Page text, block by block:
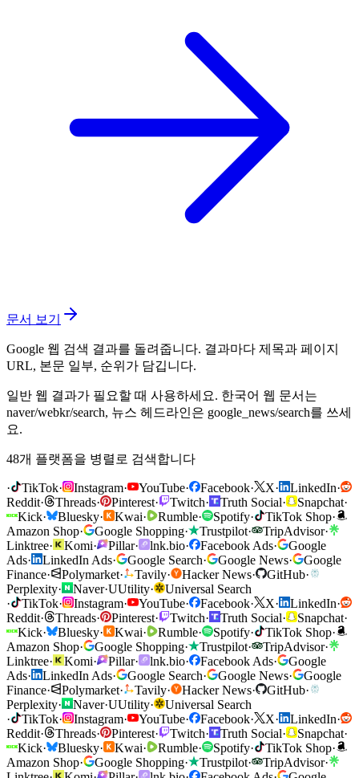
문서 보기
Google 웹 검색 결과를 돌려줍니다. 결과마다 제목과 페이지
URL, 본문 일부, 순위가 담깁니다.
일반 웹 결과가 필요할 때 사용하세요. 한국어 웹 문서는
naver/webkr/search, 뉴스 헤드라인은 google_news/search를 쓰세
요.
48개 플랫폼을 병렬로 검색합니다
· TikTok· Instagram· YouTube· Facebook· X· LinkedIn·
Reddit· Threads· Pinterest· Twitch· Truth Social· Snapchat·
Kick· Bluesky· Kwai· Rumble· Spotify· TikTok Shop·
Amazon Shop· Google Shopping· Trustpilot· TripAdvisor·
Linktree· Komi· Pillar· lnk.bio· Facebook Ads·
Google
Ads· LinkedIn Ads· Google Search· Google News·
Google
Finance· Polymarket· Tavily· Hacker News· GitHub·
Perplexity· Naver·UUtility·
Universal Search
·
TikTok· Instagram· YouTube· Facebook· X· LinkedIn·
Reddit· Threads· Pinterest· Twitch· Truth Social· Snapchat·
Kick· Bluesky· Kwai· Rumble· Spotify· TikTok Shop·
Amazon Shop· Google Shopping· Trustpilot· TripAdvisor·
Linktree· Komi· Pillar· lnk.bio· Facebook Ads·
Google
Ads· LinkedIn Ads· Google Search· Google News·
Google
Finance· Polymarket· Tavily· Hacker News· GitHub·
Perplexity· Naver·UUtility·
Universal Search
·
TikTok· Instagram· YouTube· Facebook· X· LinkedIn·
Reddit· Threads· Pinterest· Twitch· Truth Social· Snapchat·
Kick· Bluesky· Kwai· Rumble· Spotify· TikTok Shop·
Amazon Shop· Google Shopping· Trustpilot· TripAdvisor·